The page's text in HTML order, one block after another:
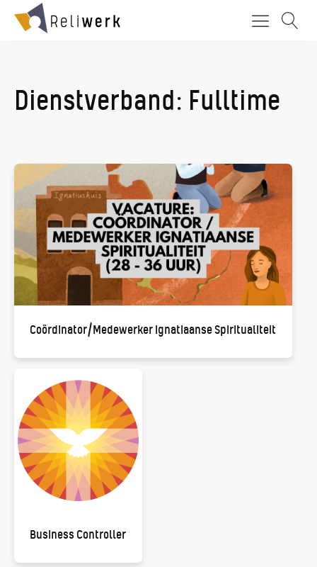
Dienstverband: Fulltime
Coördinator/Medewerker Ignatiaanse Spiritualiteit
Business Controller